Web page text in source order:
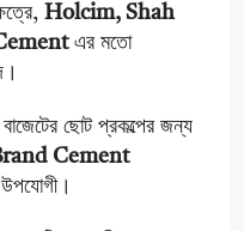
Holcim, Shah
এর মতো
বাজেটের ছোট প্রকল্পের জন্য
Cement
উপযোগী।